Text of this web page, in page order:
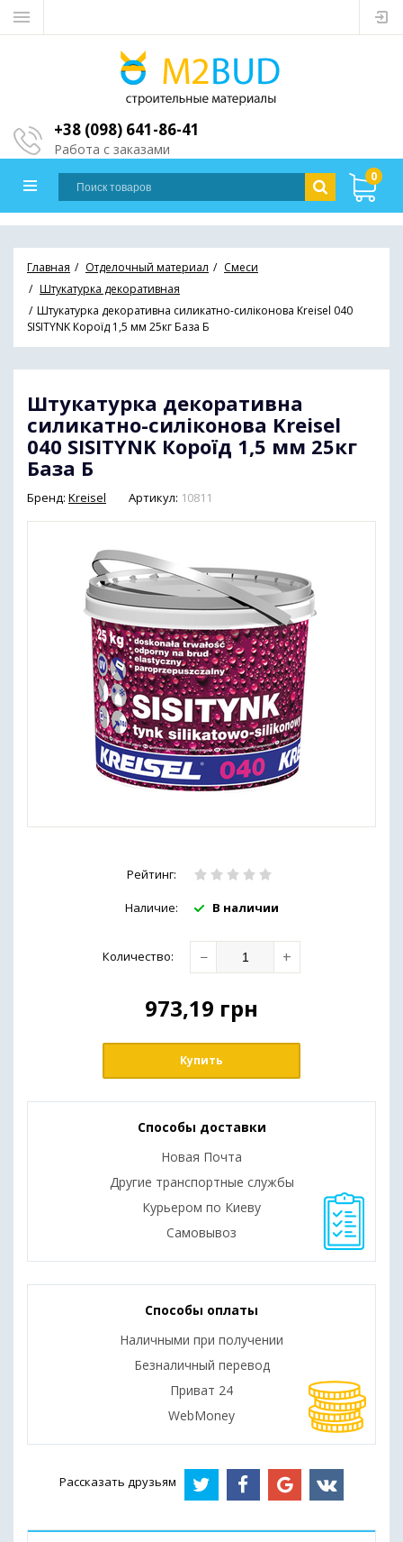
+38 (098) 641-86-41
Работа с заказами
0
Главная Отделочный материал
Cмеси
Штукатурка декоративная
Штукатурка декоративна силикатно-силіконова Kreisel 040
SISITYNK Короїд 1,5 мм 25кг База Б
Штукатурка декоративна
силикатно-силіконова Kreisel
040 SISITYNK Короїд 1,5 мм 25кг
База Б
Бренд: Kreisel Артикул: 10811
Рейтинг:
Наличие: В наличии
Количество: − +
973,19 грн
Купить
Способы доставки
Новая Почта
Другие транспортные службы
Курьером по Киеву
Самовывоз
Способы оплаты
Наличными при получении
Безналичный перевод
Приват 24
WebMoney
Рассказать друзьям